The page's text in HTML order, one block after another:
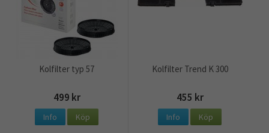
Kolfilter typ 57
499 kr
Info Köp
Kolfilter Trend K 300
455 kr
Info Köp